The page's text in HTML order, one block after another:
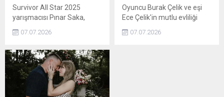
Survivor All Star 2025
yarışmacısı Pınar Saka,
paylaşımlarıyla adından söz
Aldığı vefat haberiyle
sarsılan Saka, üzüntüsünü
sosyal medyadan duyurdu.
07.07.2026
Oyuncu Burak Çelik ve eşi
Ece Çelik'in mutlu evliliği
karelerini Instagram'dan
07.07.2026